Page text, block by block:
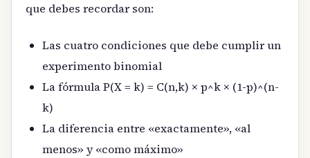
que debes recordar son:
Las cuatro condiciones que debe cumplir un
experimento binomial
La fórmula P(X = k) = C(n,k) × p^k × (1-p)^(n-
k)
La diferencia entre «exactamente», «al
menos» y «como máximo»